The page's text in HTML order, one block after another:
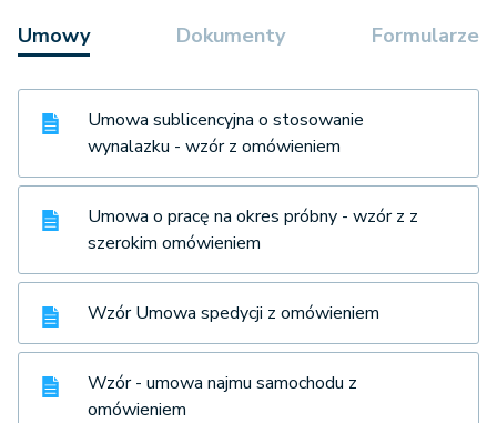
Umowy Dokumenty Formularze
Umowa sublicencyjna o stosowanie
wynalazku - wzór z omówieniem
Umowa o pracę na okres próbny - wzór z z
szerokim omówieniem
Wzór Umowa spedycji z omówieniem
Wzór - umowa najmu samochodu z
omówieniem